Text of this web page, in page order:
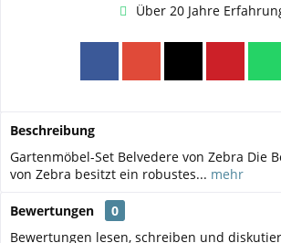
Über 20 Jahre
Beschreibung
Gartenmöbel-Set Belvedere von Zebra Die
von Zebra besitzt ein robustes... mehr
Bewertungen
0
Bewertungen lesen, schreiben und